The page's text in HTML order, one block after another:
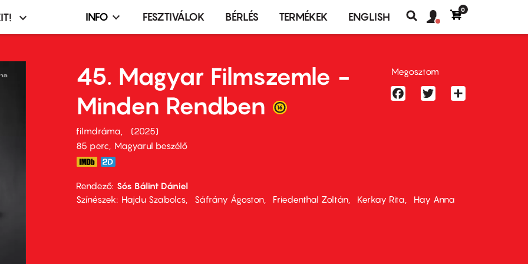
Infó,
terembérlés
menü
INFO FESZTIVÁLOK BÉRLÉS TERMÉKEK ENGLISH
Keresés
fiók
Felhasználói
0
45. Magyar Filmszemle -
Minden Rendben
filmdráma
2025
85 perc,
Magyarul beszélő
Rendező Sós Bálint Dániel
Színészek
Hajdu Szabolcs Sáfrány Ágoston Friedenthal Zoltán Kerkay Rita Hay Anna
Megosztom
FacebookTwitter